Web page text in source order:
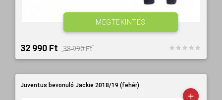
32 990 Ft‎ 38 990 Ft‎
MEGTEKINTÉS
Juventus bevonuló Jackie 2018/19 (fehér)